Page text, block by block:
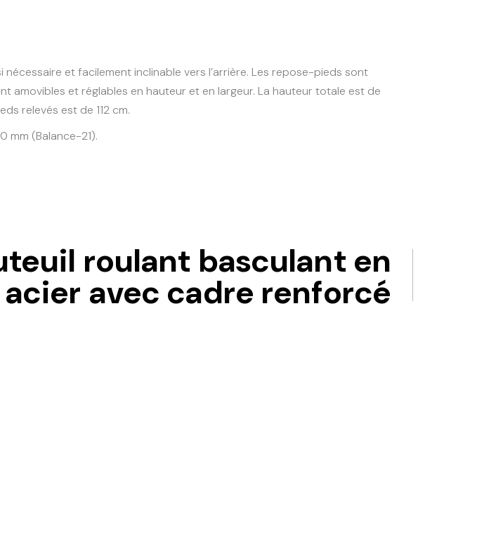
et facilement inclinable vers l’arrière. Les repose-pieds sont
et réglables en hauteur et en largeur. La hauteur totale est de
relevés est de 112 cm.
mm (Balance-21).
roulant basculant en
acier avec cadre renforcé